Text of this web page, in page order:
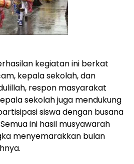
kegiatan ini berkat
kepala sekolah, dan
respon masyarakat
sekolah juga mendukung
siswa dengan busana
ini hasil musyawarah
menyemarakkan bulan